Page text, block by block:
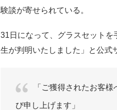
験談が寄せられている。
31日になって、グラスセット
生が判明いたしました」と公式
「ご獲得されたお客
び申し上げます」